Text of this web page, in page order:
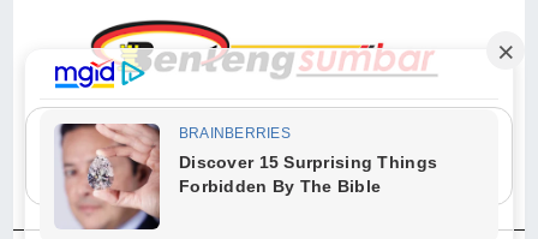
"Sesungguhnya Allah dan para malaikat-Nya berselawat untuk Nabi.
Wahai orang-orang yang beriman, berselawatlah kamu untuk Nabi dan
ucapkanlah salam dengan penuh penghormatan kepadanya." (Qs. Al
Ahzab Ayat 56)